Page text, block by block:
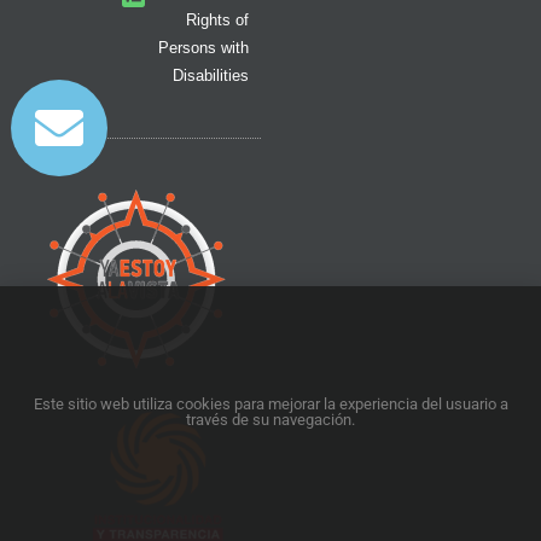
Rights of
Persons with
Disabilities
Este sitio web utiliza cookies para mejorar la experiencia del usuario a
través de su navegación.